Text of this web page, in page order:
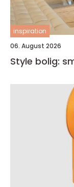
inspiration
06. August 2026
Style bolig: